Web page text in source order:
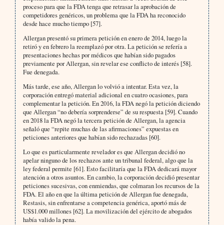
proceso para que la FDA tenga que retrasar la aprobación de
competidores genéricos, un problema que la FDA ha reconocido
desde hace mucho tiempo [57].
Allergan presentó su primera petición en enero de 2014, luego la
retiró y en febrero la reemplazó por otra. La petición se refería a
presentaciones hechas por médicos que habían sido pagados
previamente por Allergan, sin revelar ese conflicto de interés [58].
Fue denegada.
Más tarde, ese año, Allergan lo volvió a intentar. Esta vez, la
corporación entregó material adicional en cuatro ocasiones, para
complementar la petición. En 2016, la FDA negó la petición diciendo
que Allergan “no debería sorprenderse” de su respuesta [59]. Cuando
en 2018 la FDA negó la tercera petición de Allergan, la agencia
señaló que “repite muchas de las afirmaciones” expuestas en
peticiones anteriores que habían sido rechazadas [60].
Lo que es particularmente revelador es que Allergan decidió no
apelar ninguno de los rechazos ante un tribunal federal, algo que la
ley federal permite [61]. Esto facilitaría que la FDA dedicará mayor
atención a otros asuntos. En cambio, la corporación decidió presentar
peticiones sucesivas, con enmiendas, que colmaran los recursos de la
FDA. El año en que la última petición de Allergan fue denegada,
Restasis, sin enfrentarse a competencia genérica, aportó más de
US$1.000 millones [62]. La movilización del ejército de abogados
había valido la pena.